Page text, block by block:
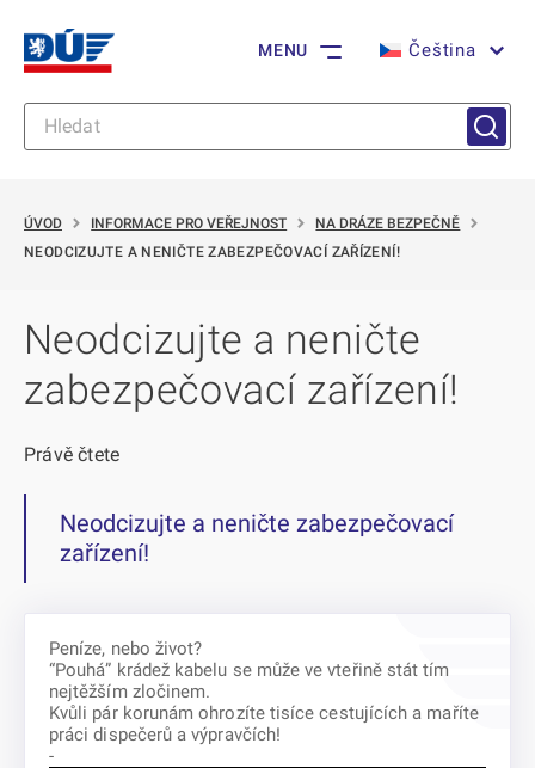
MENU Čeština
ÚVOD INFORMACE PRO VEŘEJNOST
NA DRÁZE BEZPEČNĚ
NEODCIZUJTE A NENIČTE ZABEZPEČOVACÍ ZAŘÍZENÍ!
Neodcizujte a neničte
zabezpečovací zařízení!
Peníze, nebo život?
“Pouhá” krádež kabelu se může ve vteřině stát tím
nejtěžším zločinem.
Kvůli pár korunám ohrozíte tisíce cestujících a maříte
práci dispečerů a výpravčích!
-
Právě čtete
Neodcizujte a neničte zabezpečovací
zařízení!